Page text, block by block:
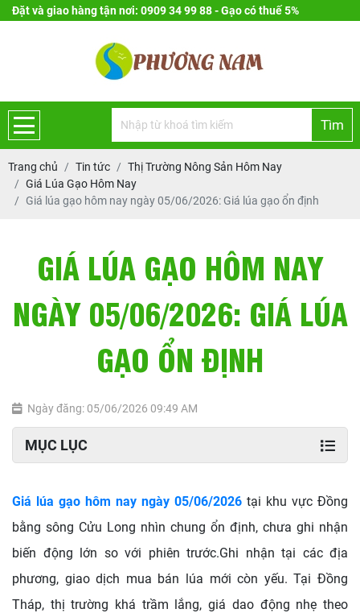
Đặt và giao hàng tận nơi: 0909 34 99 88 - Gạo có thuế 5%
Tìm
Trang chủ Tin tức
Thị Trường Nông Sản Hôm Nay
Giá Lúa Gạo Hôm Nay
Giá lúa gạo hôm nay ngày 05/06/2026: Giá lúa gạo ổn định
GIÁ LÚA GẠO HÔM NAY
NGÀY 05/06/2026: GIÁ LÚA
GẠO ỔN ĐỊNH
Ngày đăng: 05/06/2026 09:49 AM
MỤC LỤC
Giá lúa gạo hôm nay ngày 05/06/2026 tại khu vực Đồng
bằng sông Cửu Long nhìn chung ổn định, chưa ghi nhận
biến động lớn so với phiên trước.Ghi nhận tại các địa
phương, giao dịch mua bán lúa mới còn yếu. Tại Đồng
Tháp, thị trường khá trầm lắng, giá dao động nhẹ theo